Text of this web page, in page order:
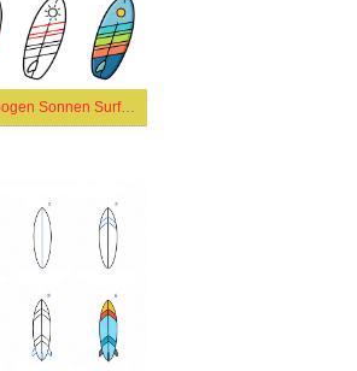
Regenbogen Sonnen Surfbrett